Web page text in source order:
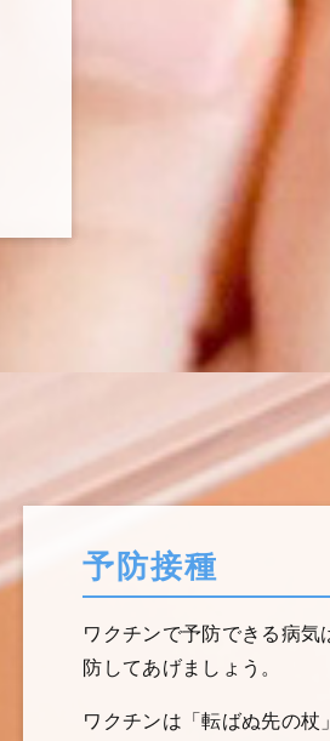
予防接種
ワクチンで予防できる病
防してあげましょう。
ワクチンは「転ばぬ先の